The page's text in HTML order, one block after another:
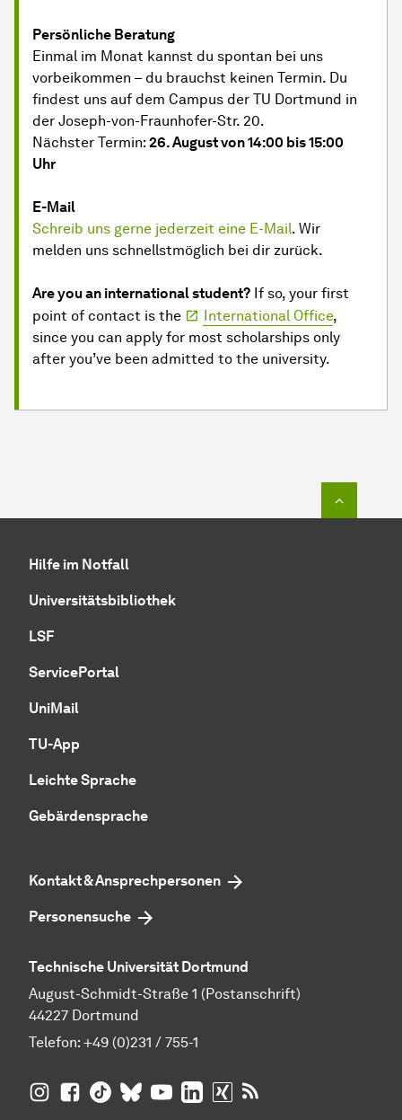
Persönliche Beratung
Einmal im Monat kannst du spontan bei uns
vorbeikommen – du brauchst keinen Termin. Du
findest uns auf dem Campus der TU Dortmund in
der Joseph-von-Fraunhofer-Str. 20.
Nächster Termin: 26. August von 14:00 bis 15:00
Uhr
E-Mail
Schreib uns gerne jederzeit eine E-Mail. Wir
melden uns schnellstmöglich bei dir zurück.
Are you an international student? If so, your first
point of contact is the
International Office,
since you can apply for most scholarships only
after you’ve been admitted to the university.
Hilfe im Notfall
Universitätsbibliothek
LSF
ServicePortal
UniMail
TU-App
Leichte Sprache
Gebärdensprache
Kontakt & Ansprechpersonen
Personensuche
Technische Universität Dortmund
August-Schmidt-Straße 1 (Postanschrift)
44227 Dortmund
Telefon: +49 (0)231 / 755-1
TU Dortmund aufInsta­gram
TU Dortmund auf Facebook
TU Dortmund auf TikTok
TU Dortmund auf BlueSky
TU Dortmund auf YouTube
TU Dortmund auf LinkedIn
TU Dortmund auf XING